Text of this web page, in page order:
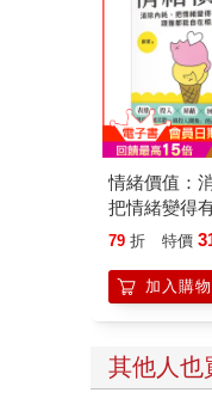
情緒價值：
把情緒變得
誰都能自在
79 折 特價
加入購
其他人也